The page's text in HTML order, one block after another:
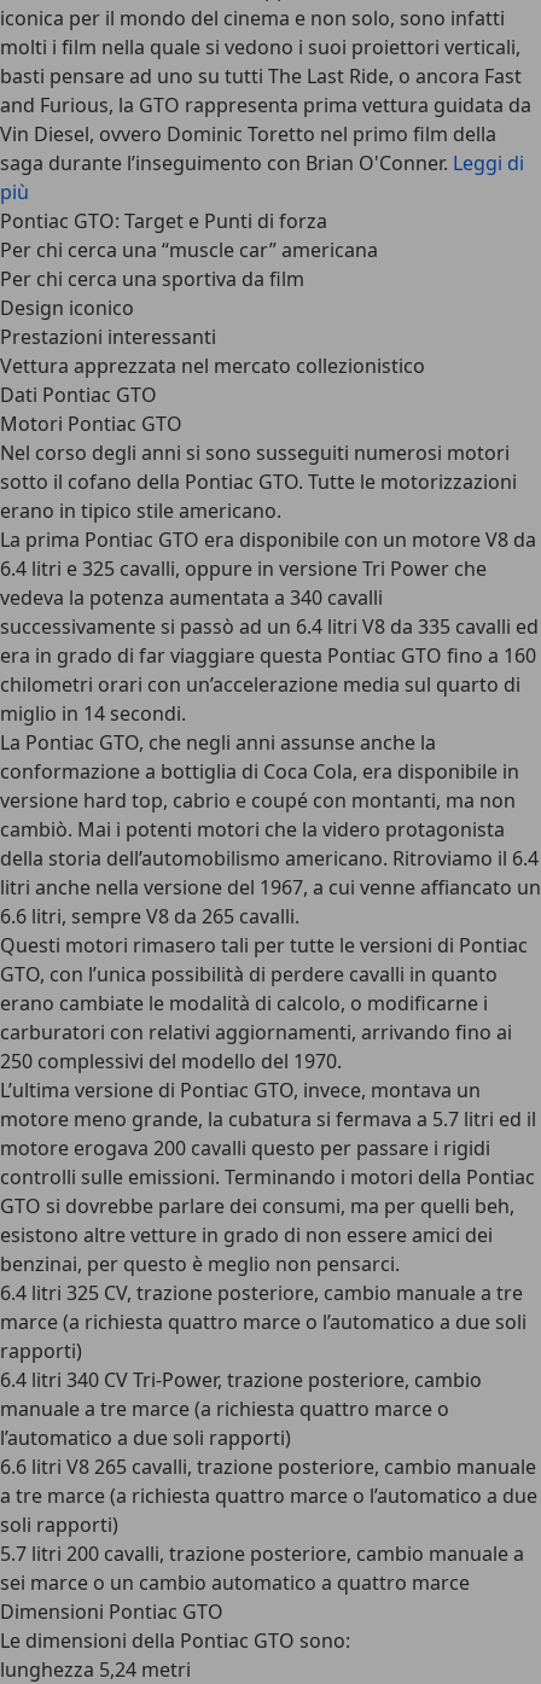
iconica per il mondo del cinema e non solo, sono infatti
molti i film nella quale si vedono i suoi proiettori verticali,
basti pensare ad uno su tutti The Last Ride, o ancora Fast
and Furious, la GTO rappresenta prima vettura guidata da
Vin Diesel, ovvero Dominic Toretto nel primo film della
saga durante l’inseguimento con Brian O'Conner. Leggi di
più
Pontiac GTO: Target e Punti di forza
Per chi cerca una “muscle car” americana
Per chi cerca una sportiva da film
Design iconico
Prestazioni interessanti
Vettura apprezzata nel mercato collezionistico
Dati Pontiac GTO
Motori Pontiac GTO
Nel corso degli anni si sono susseguiti numerosi motori
sotto il cofano della Pontiac GTO. Tutte le motorizzazioni
erano in tipico stile americano.
La prima Pontiac GTO era disponibile con un motore V8 da
6.4 litri e 325 cavalli, oppure in versione Tri Power che
vedeva la potenza aumentata a 340 cavalli
successivamente si passò ad un 6.4 litri V8 da 335 cavalli ed
era in grado di far viaggiare questa Pontiac GTO fino a 160
chilometri orari con un’accelerazione media sul quarto di
miglio in 14 secondi.
La Pontiac GTO, che negli anni assunse anche la
conformazione a bottiglia di Coca Cola, era disponibile in
versione hard top, cabrio e coupé con montanti, ma non
cambiò. Mai i potenti motori che la videro protagonista
della storia dell’automobilismo americano. Ritroviamo il 6.4
litri anche nella versione del 1967, a cui venne affiancato un
6.6 litri, sempre V8 da 265 cavalli.
Questi motori rimasero tali per tutte le versioni di Pontiac
GTO, con l’unica possibilità di perdere cavalli in quanto
erano cambiate le modalità di calcolo, o modificarne i
carburatori con relativi aggiornamenti, arrivando fino ai
250 complessivi del modello del 1970.
L’ultima versione di Pontiac GTO, invece, montava un
motore meno grande, la cubatura si fermava a 5.7 litri ed il
motore erogava 200 cavalli questo per passare i rigidi
controlli sulle emissioni. Terminando i motori della Pontiac
GTO si dovrebbe parlare dei consumi, ma per quelli beh,
esistono altre vetture in grado di non essere amici dei
benzinai, per questo è meglio non pensarci.
6.4 litri 325 CV, trazione posteriore, cambio manuale a tre
marce (a richiesta quattro marce o l’automatico a due soli
rapporti)
6.4 litri 340 CV Tri-Power, trazione posteriore, cambio
manuale a tre marce (a richiesta quattro marce o
l’automatico a due soli rapporti)
6.6 litri V8 265 cavalli, trazione posteriore, cambio manuale
a tre marce (a richiesta quattro marce o l’automatico a due
soli rapporti)
5.7 litri 200 cavalli, trazione posteriore, cambio manuale a
sei marce o un cambio automatico a quattro marce
Dimensioni Pontiac GTO
Le dimensioni della Pontiac GTO sono:
lunghezza 5,24 metri